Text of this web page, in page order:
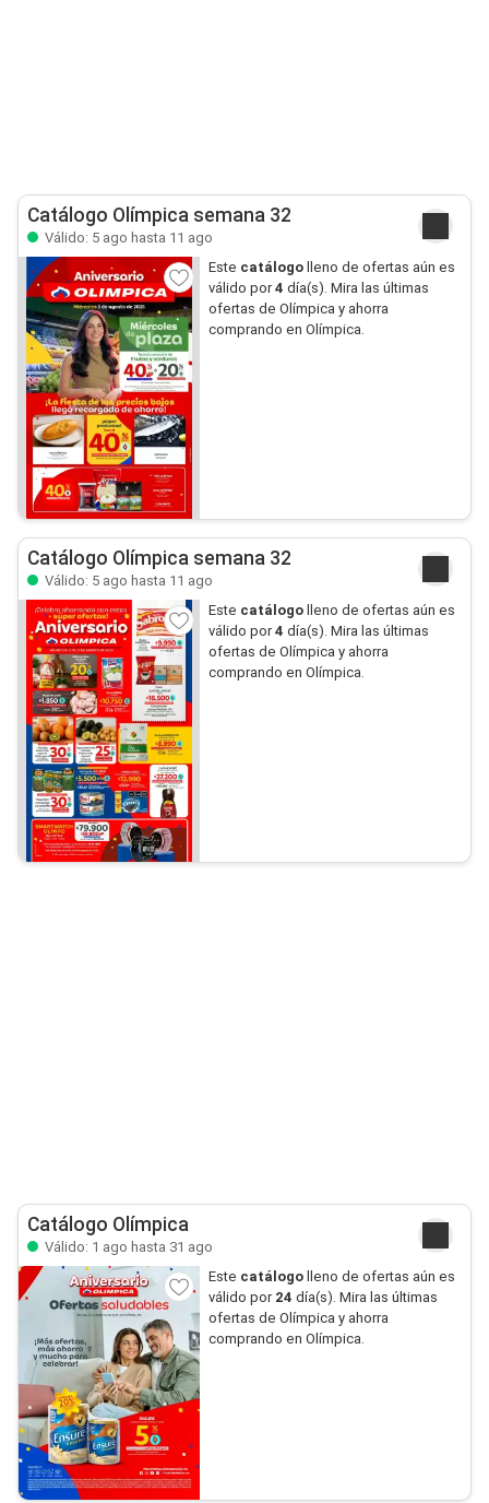
Catálogo Olímpica semana 32
Válido: 5 ago hasta 11 ago
Este catálogolleno de ofertas aún es
válido por4 día(s). Mira las últimas
ofertas de Olímpica y ahorra
comprando en Olímpica.
Catálogo Olímpica semana 32
Válido: 5 ago hasta 11 ago
Este catálogolleno de ofertas aún es
válido por4 día(s). Mira las últimas
ofertas de Olímpica y ahorra
comprando en Olímpica.
Catálogo Olímpica
Válido: 1 ago hasta 31 ago
Este catálogolleno de ofertas aún es
válido por 24 día(s). Mira las últimas
ofertas de Olímpica y ahorra
comprando en Olímpica.